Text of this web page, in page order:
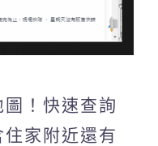
！快速查詢
家附近還有